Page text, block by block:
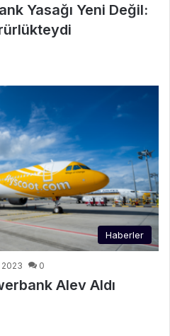
Yasağı Yeni Değil:
Haberler
2023 0
Alev Aldı